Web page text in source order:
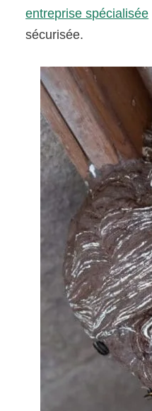
entreprise spécialisée
sécurisée.